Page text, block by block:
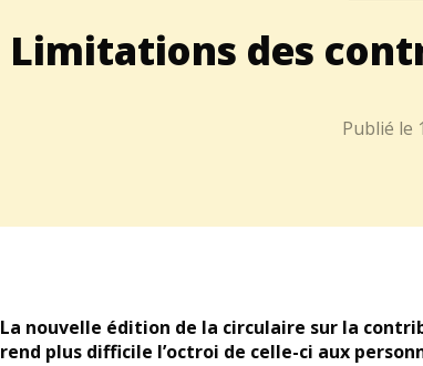
Limitations des
Publié le
La nouvelle édition de la circulaire sur la
rend plus difficile l’octroi de celle-ci aux